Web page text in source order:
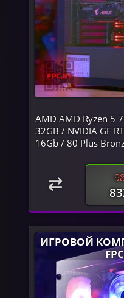
AMD AMD Ryzen 5
32GB / NVIDIA GF
16Gb / 80 Plus
ИГРОВОЙ